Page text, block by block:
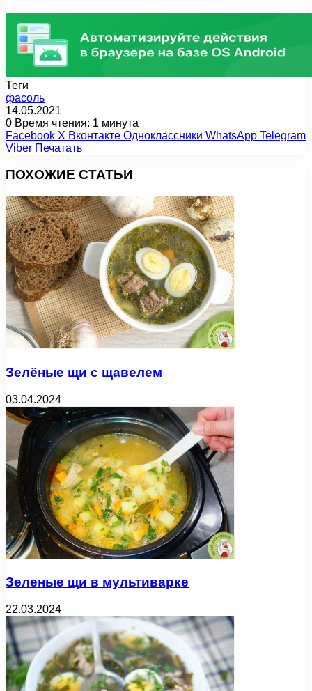
Теги
фасоль
14.05.2021
0 Время чтения: 1 минута
Facebook X Вконтакте Одноклассники WhatsApp Telegram
Viber Печатать
ПОХОЖИЕ СТАТЬИ
Зелёные щи с щавелем
03.04.2024
Зеленые щи в мультиварке
22.03.2024